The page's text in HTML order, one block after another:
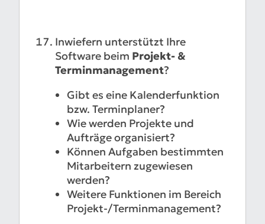
Inwiefern unterstützt Ihre
Software beim Projekt- &
Terminmanagement?
Gibt es eine Kalenderfunktion
bzw. Terminplaner?
Wie werden Projekte und
Aufträge organisiert?
Können Aufgaben bestimmten
Mitarbeitern zugewiesen
werden?
Weitere Funktionen im Bereich
Projekt-/Terminmanagement?